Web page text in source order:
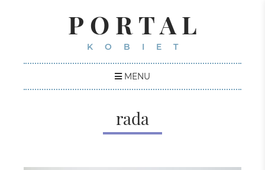
PORTAL
KOBIET
MENU
rada